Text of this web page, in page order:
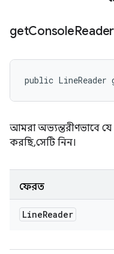
getConsoleReader
public LineReader
আমরা অভ্যন্তরীণভাবে যে
করছি, সেটি নিন।
ফেরত
LineReader